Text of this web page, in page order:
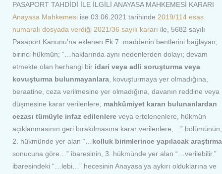
PASAPORT TAHDİDİ İLE İLGİLİ ANAYASA MAHKEMESİ KARARI
Anayasa Mahkemesi ise 03.06.2021 tarihinde 2019/114 esas
numaralı dosyada verdiği 2021/36 sayılı kararı ile, 5682 sayılı
Pasaport Kanunu’na eklenen Ek 7. maddenin bentlerini bağlayan;
birinci hükmün; “…haklarında aynı nedenlerden dolayı; devam
etmekte olan herhangi bir idari veya adli soruşturma veya
kovuşturma bulunmayanlara , kovuşturmaya yer olmadığına,
beraatine, ceza verilmesine yer olmadığına, davanın reddine veya
düşmesine karar verilenlere, mahkûmiyet kararı bulunanlardan
cezası tümüyle infaz edilenlere veya ertelenenlere, hükmün
açıklanmasının geri bırakılmasına karar verilenlere,…” bölümünün,
2. hükmünde yer alan “… kolluk birimlerince yapılacak araştırma
sonucuna göre…” ibaresinin, 3. hükmünde yer alan “…verilebilir.”
ibaresindeki “…lebi…” hecesinin Anayasa’ya aykırı olduklarına ve